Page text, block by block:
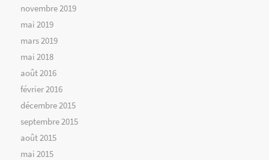
novembre 2019
mai 2019
mars 2019
mai 2018
août 2016
février 2016
décembre 2015
septembre 2015
août 2015
mai 2015